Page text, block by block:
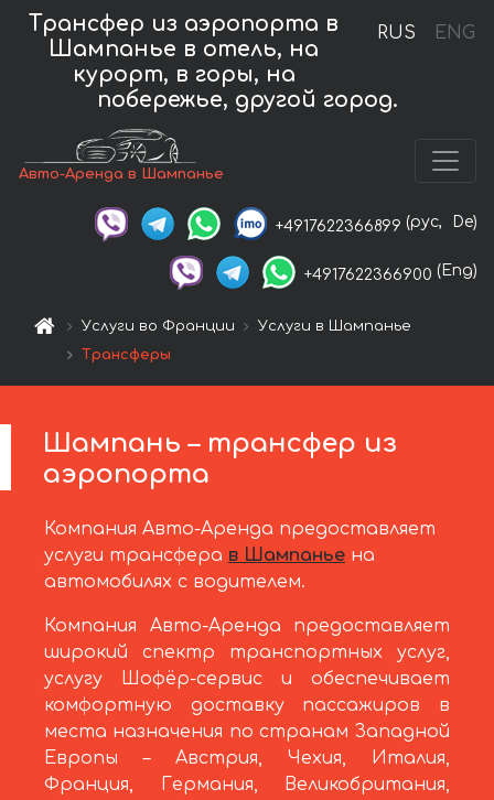
RUS ENG
Трансфер из аэропорта в
Шампанье в отель, на
курорт, в горы, на
побережье, другой город.
Авто-Аренда в Шампанье
+4917622366899 (рус, De)
+4917622366900 (Eng)
Услуги во Франции
Услуги в Шампанье
Трансферы
Шампань – трансфер из
аэропорта
Компания Авто-Аренда предоставляет
услуги трансфера в Шампанье на
автомобилях с водителем.
Компания Авто-Аренда предоставляет
широкий спектр транспортных услуг,
услугу Шофёр-сервис и обеспечивает
комфортную доставку пассажиров в
места назначения по странам Западной
Европы – Австрия, Чехия, Италия,
Франция, Германия, Великобритания,